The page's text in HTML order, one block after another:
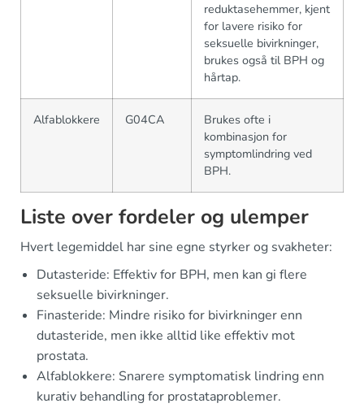
reduktasehemmer, kjent
for lavere risiko for
seksuelle bivirkninger,
brukes også til BPH og
hårtap.
Alfablokkere G04CA
Brukes ofte i
kombinasjon for
symptomlindring ved
BPH.
Liste over fordeler og ulemper
Hvert legemiddel har sine egne styrker og svakheter:
Dutasteride: Effektiv for BPH, men kan gi flere
seksuelle bivirkninger.
Finasteride: Mindre risiko for bivirkninger enn
dutasteride, men ikke alltid like effektiv mot
prostata.
Alfablokkere: Snarere symptomatisk lindring enn
kurativ behandling for prostataproblemer.